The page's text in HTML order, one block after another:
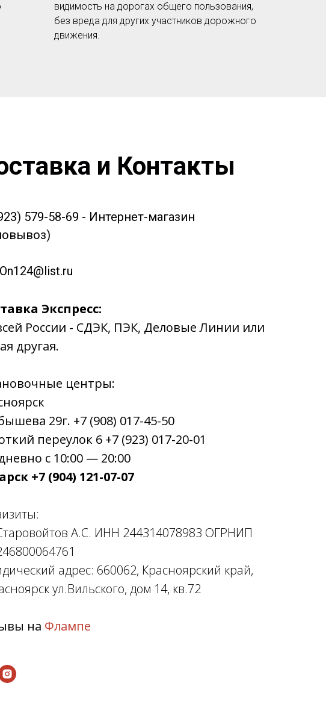
видимость на дорогах общего пользования,
без вреда для других участников дорожного
движения.
и Контакты
579-58-69 - Интернет-магазин
Экспресс:
России - СДЭК, ПЭК, Деловые Линии или
другая.
центры:
29г. +7 (908) 017-45-50
переулок 6 +7 (923) 017-20-01
с 10:00 — 20:00
+7 (904) 121-07-07
А.С. ИНН 244314078983 ОГРНИП
адрес: 660062, Красноярский край,
ул.Вильского, дом 14, кв.72
на Флампе